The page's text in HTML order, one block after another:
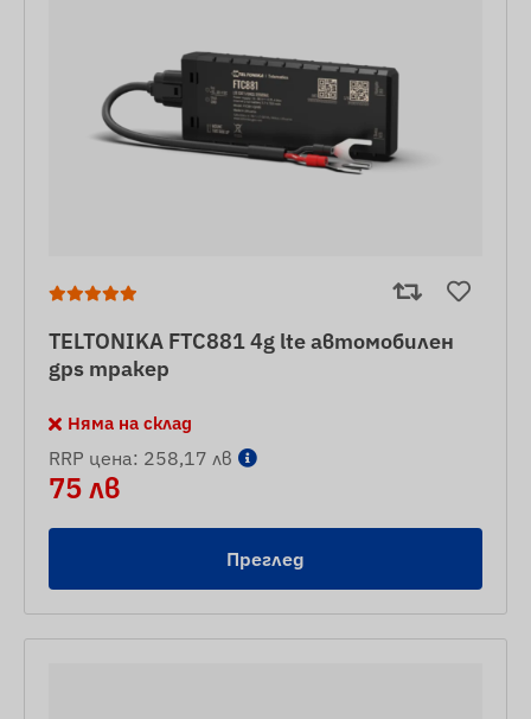
TELTONIKA FTC881 4g lte автомобилен
gps тракер
Няма на склад
RRP цена: 258,17 лв
75 лв
Преглед